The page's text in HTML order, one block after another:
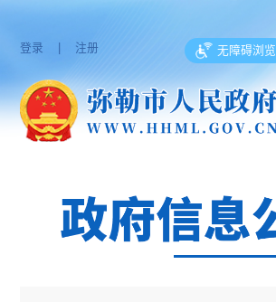
登录 | 注册 无障碍浏览